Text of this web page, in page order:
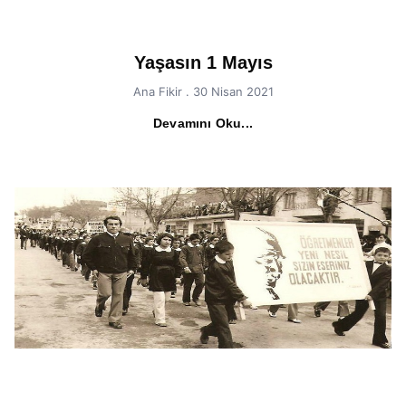
Yaşasın 1 Mayıs
Ana Fikir 30 Nisan 2021
Devamını Oku...